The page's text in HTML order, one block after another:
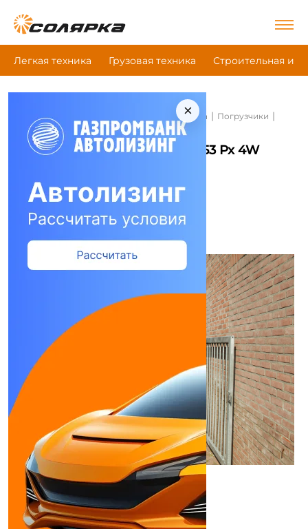
Легкая техника Грузовая техника Строительная и
×
Главная Строительная и дорожная техника | Погрузчики |
Palfinger F3 253 Px 4W
Погрузчики Palfinger F3 253 Px 4W